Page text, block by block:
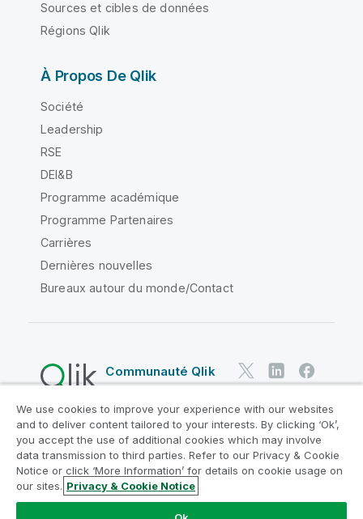
Sources et cibles de données
Régions Qlik
À Propos De Qlik
Société
Leadership
RSE
DEI&B
Programme académique
Programme Partenaires
Carrières
Dernières nouvelles
Bureaux autour du monde/Contact
Communauté Qlik
Contrats juridiques
Conditions d'utilisation des produits
Legal Policies
Conditions légales
Conditions d'utilisation
Marques
Do Not Share My Info
We use cookies to improve your experience with our websites
and to deliver content tailored to your interests. By clicking ‘Ok’,
you accept the use of additional cookies which may involve
data transmission to third parties. Refer to our Privacy & Cookie
Notice or click ‘More Information’ for details on cookie usage on
our sites. Privacy & Cookie Notice